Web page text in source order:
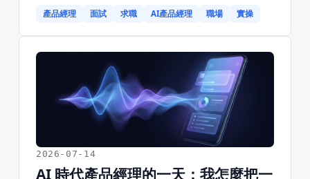
差別、Transformer 原理……背得越溜，我越確定不
的 AI 產品經理面試題：每個背後面試官到底在考什
麼、我自己會怎麼答、以及最容易翻車的答法。不
是背題模板，是想清楚它們在秤你哪一塊。
產品經理 面試 求職 AI產品經理 職場 實操
2026-07-14
AI 時代產品經理的一天：我怎麼把一